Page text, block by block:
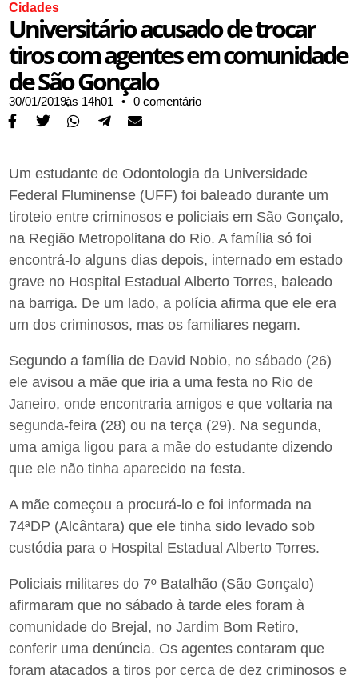
Cidades
Universitário acusado de trocar
tiros com agentes em comunidade
de São Gonçalo
30/01/2019,às 14h01 • 0 comentário
Um estudante de Odontologia da Universidade
Federal Fluminense (UFF) foi baleado durante um
tiroteio entre criminosos e policiais em São Gonçalo,
na Região Metropolitana do Rio. A família só foi
encontrá-lo alguns dias depois, internado em estado
grave no Hospital Estadual Alberto Torres, baleado
na barriga. De um lado, a polícia afirma que ele era
um dos criminosos, mas os familiares negam.
Segundo a família de David Nobio, no sábado (26)
ele avisou a mãe que iria a uma festa no Rio de
Janeiro, onde encontraria amigos e que voltaria na
segunda-feira (28) ou na terça (29). Na segunda,
uma amiga ligou para a mãe do estudante dizendo
que ele não tinha aparecido na festa.
A mãe começou a procurá-lo e foi informada na
74ªDP (Alcântara) que ele tinha sido levado sob
custódia para o Hospital Estadual Alberto Torres.
Policiais militares do 7º Batalhão (São Gonçalo)
afirmaram que no sábado à tarde eles foram à
comunidade do Brejal, no Jardim Bom Retiro,
conferir uma denúncia. Os agentes contaram que
foram atacados a tiros por cerca de dez criminosos e